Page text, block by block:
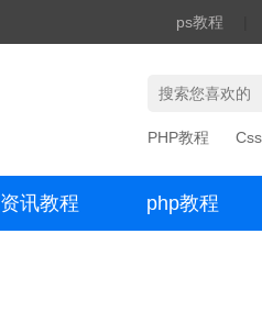
ps教程
PHP教程
资讯教程 php教程